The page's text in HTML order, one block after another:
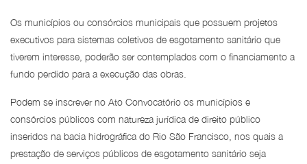
Os municípios ou consórcios municipais que possuem projetos
executivos para sistemas coletivos de esgotamento sanitário que
tiverem interesse, poderão ser contemplados com o financiamento a
fundo perdido para a execução das obras.
Podem se inscrever no Ato Convocatório os municípios e
consórcios públicos com natureza jurídica de direito público
inseridos na bacia hidrográfica do Rio São Francisco, nos quais a
prestação de serviços públicos de esgotamento sanitário seja